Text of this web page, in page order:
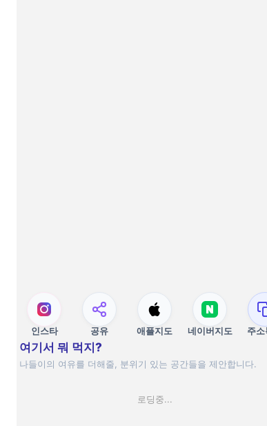
인스타 공유 애플지도 네이버지도 주
여기서 뭐 먹지?
나들이의 여유를 더해줄, 분위기 있는 공간들을 제안합니다.
로딩중...